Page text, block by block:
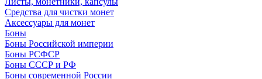
Средства для чистки монет
Аксессуары для монет
Боны
Боны Российской империи
Боны РСФСР
Боны СССР и РФ
Боны современной России